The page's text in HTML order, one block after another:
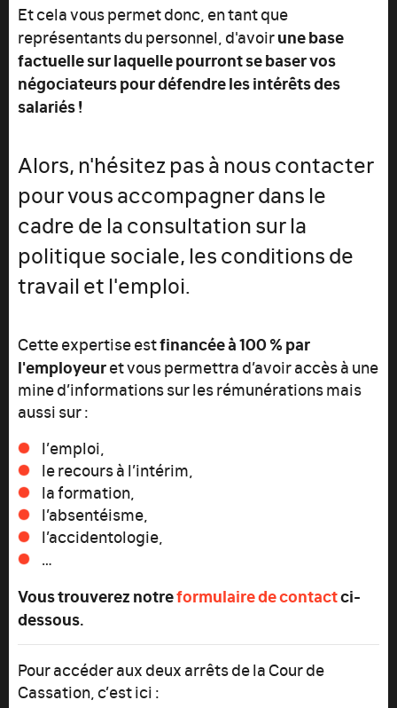
Et cela vous permet donc, en tant que
représentants du personnel, d'avoirune base
factuelle sur laquelle pourront se baser vos
négociateurs pour défendre les intérêts des
salariés !
Alors, n'hésitez pas à nous contacter
pour vous accompagner dans le
cadre de la consultation sur la
politique sociale, les conditions de
travail et l'emploi.
Cette expertise estfinancée à 100 % par
l'employeuret vous permettra d’avoir accès à une
mine d’informations sur les rémunérations mais
aussi sur :
l’emploi,
le recours à l’intérim,
la formation,
l’absentéisme,
l’accidentologie,
…
Vous trouverez notreformulaire de contactci-
dessous.
Pour accéder aux deux arrêts de la Cour de
Cassation, c’est ici :